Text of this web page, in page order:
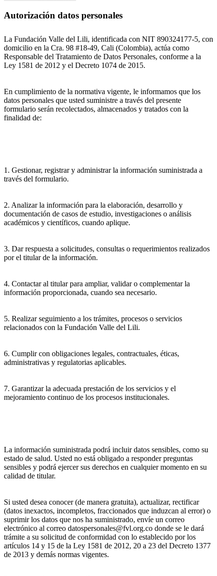
Autorización datos personales
La Fundación Valle del Lili, identificada con NIT 890324177-5, con
domicilio en la Cra. 98 #18-49, Cali (Colombia), actúa como
Responsable del Tratamiento de Datos Personales, conforme a la
Ley 1581 de 2012 y el Decreto 1074 de 2015.
En cumplimiento de la normativa vigente, le informamos que los
datos personales que usted suministre a través del presente
formulario serán recolectados, almacenados y tratados con la
finalidad de:
1. Gestionar, registrar y administrar la información suministrada a
través del formulario.
2. Analizar la información para la elaboración, desarrollo y
documentación de casos de estudio, investigaciones o análisis
académicos y científicos, cuando aplique.
3. Dar respuesta a solicitudes, consultas o requerimientos realizados
por el titular de la información.
4. Contactar al titular para ampliar, validar o complementar la
información proporcionada, cuando sea necesario.
5. Realizar seguimiento a los trámites, procesos o servicios
relacionados con la Fundación Valle del Lili.
6. Cumplir con obligaciones legales, contractuales, éticas,
administrativas y regulatorias aplicables.
7. Garantizar la adecuada prestación de los servicios y el
mejoramiento continuo de los procesos institucionales.
La información suministrada podrá incluir datos sensibles, como su
estado de salud. Usted no está obligado a responder preguntas
sensibles y podrá ejercer sus derechos en cualquier momento en su
calidad de titular.
Si usted desea conocer (de manera gratuita), actualizar, rectificar
(datos inexactos, incompletos, fraccionados que induzcan al error) o
suprimir los datos que nos ha suministrado, envíe un correo
electrónico al correo datospersonales@fvl.org.co donde se le dará
trámite a su solicitud de conformidad con lo establecido por los
artículos 14 y 15 de la Ley 1581 de 2012, 20 a 23 del Decreto 1377
de 2013 y demás normas vigentes.